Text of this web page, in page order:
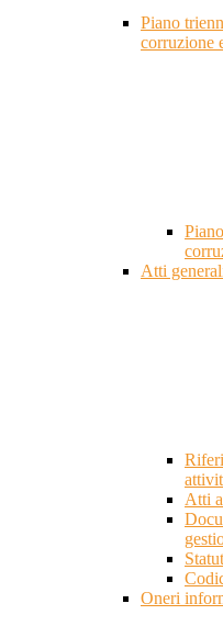
Piano
corruzione
Atti
Atti
Oneri